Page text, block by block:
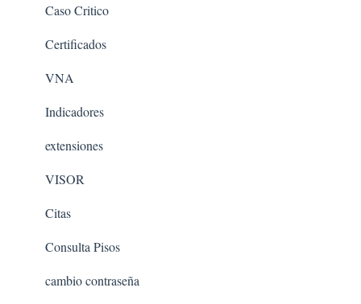
Caso Critico
Certificados
VNA
Indicadores
extensiones
VISOR
Citas
Consulta Pisos
cambio contraseña